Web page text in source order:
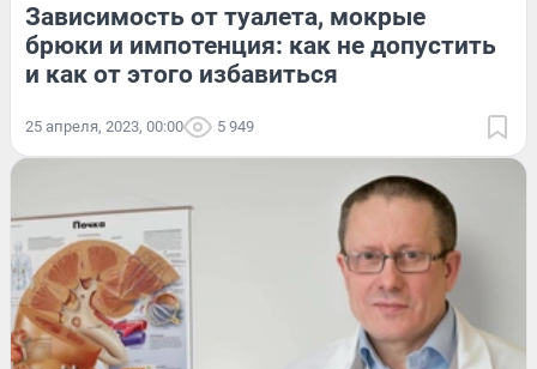
Зависимость от туалета, мокрые
брюки и импотенция: как не допустить
и как от этого избавиться
25 апреля, 2023, 00:00 5 949